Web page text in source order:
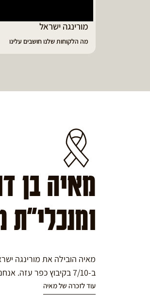
ממליץ על מוצרי מורינגה
מבית מורינגה ישראל - כפר חיים
מאיה בן
ומנכלי"ת
מאיה הובילה את מורינגה
ב-7/10 בקיבוץ כפר עזה. אנחנו כאן להמשיך את דרכה במורינגה.
עוד לזכרה של מאיה